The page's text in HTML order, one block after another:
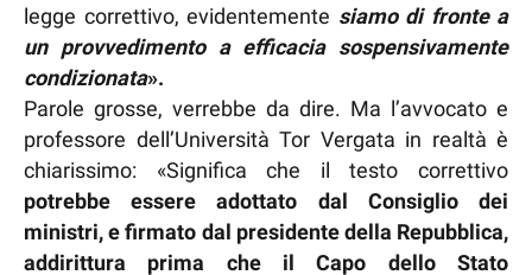
legge correttivo, evidentemente siamo di fronte a
un provvedimento a efficacia sospensivamente
condizionata».
Parole grosse, verrebbe da dire. Ma l’avvocato e
professore dell’Università Tor Vergata in realtà è
chiarissimo: «Significa che il testo correttivo
potrebbe essere adottato dal Consiglio dei
ministri, e firmato dal presidente della Repubblica,
addirittura prima che il Capo dello Stato